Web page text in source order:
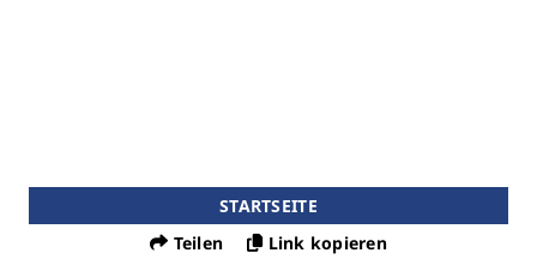
STARTSEITE
Teilen
Link kopieren